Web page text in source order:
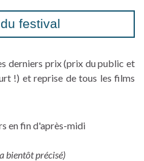
festival
derniers prix (prix du public et
!) et reprise de tous les films
en fin d'après-midi
bientôt précisé)